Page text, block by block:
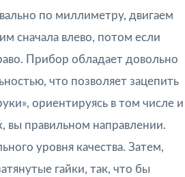
по миллиметру, двигаем
сначала влево, потом если
Прибор обладает довольно
что позволяет зацепить
ориентируясь в том числе и
вы правильном направлении.
уровня качества. Затем,
гайки, так, что бы